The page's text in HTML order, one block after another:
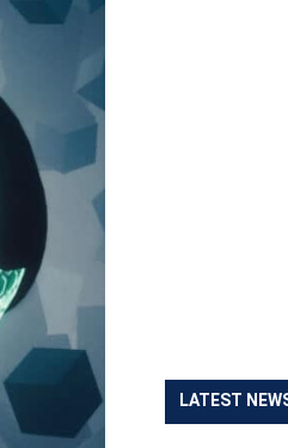
LATEST